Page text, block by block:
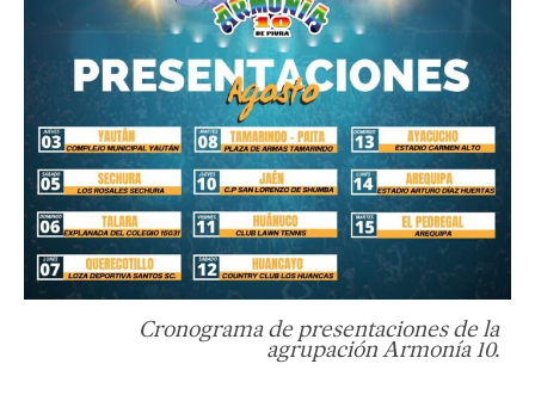
Cronograma de presentaciones de la
agrupación Armonía 10.